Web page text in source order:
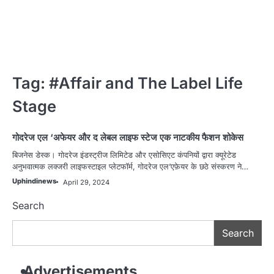
Tag: #Affair and The Label Life
Stage
बिजनेस समाचार
गोदरेज एल ‘अफेयर और द लेबल लाइफ स्टेज एक नाटकीय फैशन शोकेस
बिजनेस डेस्क। गोदरेज इंडस्ट्रीज लिमिटेड और एसोसिएट कंपनियों द्वारा क्यूरेटेड
अनुभवात्मक लक्जरी लाइफस्टाइल प्लेटफॉर्म, गोदरेज एल’एफ़ेयर के छठे संस्करण ने…
Uphindinews April 29, 2024
Search
Search